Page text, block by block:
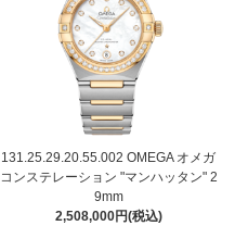
131.25.29.20.55.002 OMEGA オメガ
コンステレーション "マンハッタン" 2
9mm
2,508,000円(税込)